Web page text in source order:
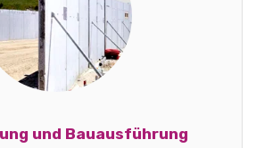
und Bauausführung